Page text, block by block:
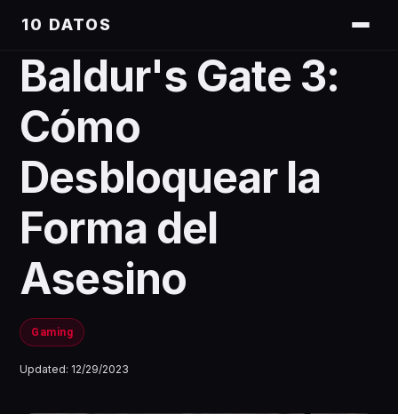
10 DATOS
Baldur's Gate 3:
Cómo
Desbloquear la
Forma del
Asesino
Gaming
Updated: 12/29/2023